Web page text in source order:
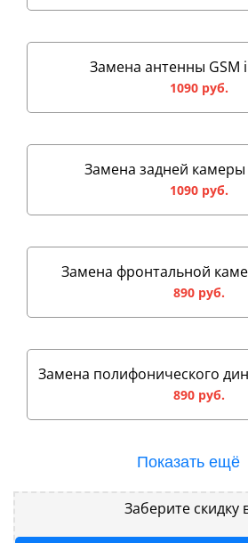
Замена антенны GSM
1090 руб.
Замена задней камеры
1090 руб.
Замена фронтальной
890 руб.
Замена полифонического
890 руб.
Показать ещё
Заберите скидку